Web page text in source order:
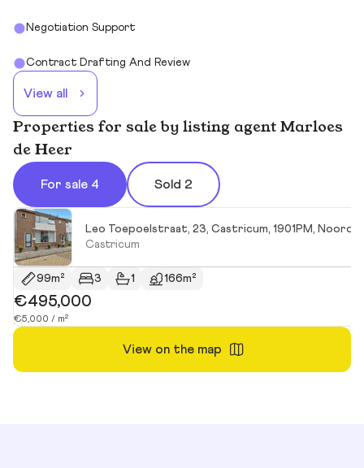
Negotiation Support
Contract Drafting And Review
View all
Properties for sale by listing agent Marloes
de Heer
For sale 4 Sold 2
Leo Toepoelstraat, 23, Castricum, 1901PM, Noord-
Castricum
99m² 3 1 166m²
€495,000
€5,000 / m²
View on the map